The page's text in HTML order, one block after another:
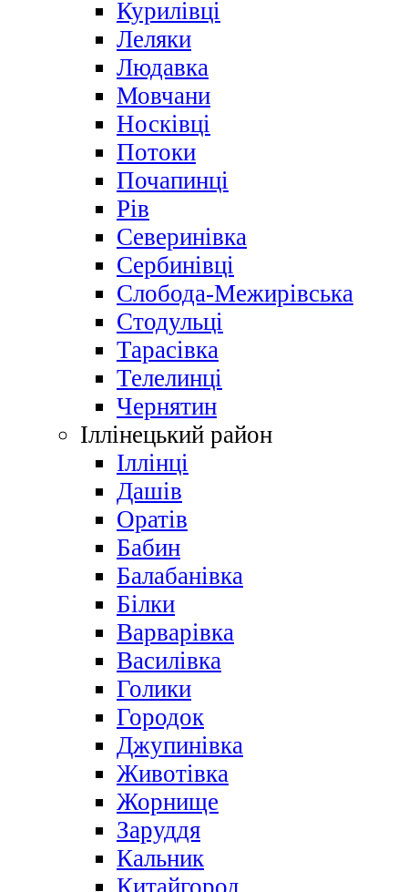
Курилівці
Леляки
Людавка
Мовчани
Носківці
Потоки
Почапинці
Рів
Северинівка
Сербинівці
Слобода-Межирівська
Стодульці
Тарасівка
Телелинці
Чернятин
Іллінецький район
Іллінці
Дашів
Оратів
Бабин
Балабанівка
Білки
Варварівка
Василівка
Голики
Городок
Джупинівка
Животівка
Жорнище
Заруддя
Кальник